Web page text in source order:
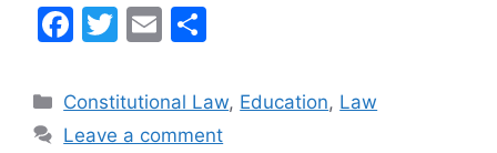
F
c
e
T
itt
er
E
ai
l
ar
e
Categories
Constitutional Law, Education, Law
Leave a comment